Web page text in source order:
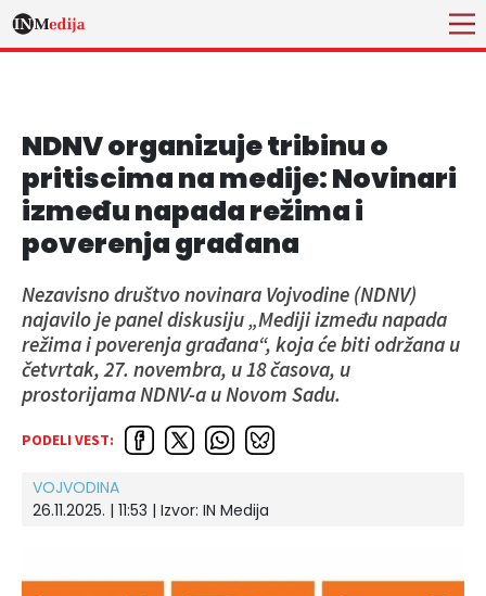
NDNV organizuje tribinu o
pritiscima na medije: Novinari
između napada režima i
poverenja građana
Nezavisno društvo novinara Vojvodine (NDNV)
najavilo je panel diskusiju „Mediji između napada
režima i poverenja građana“, koja će biti održana u
četvrtak, 27. novembra, u 18 časova, u
prostorijama NDNV-a u Novom Sadu.
PODELI VEST:
VOJVODINA
26.11.2025. | 11:53 | Izvor: IN Medija